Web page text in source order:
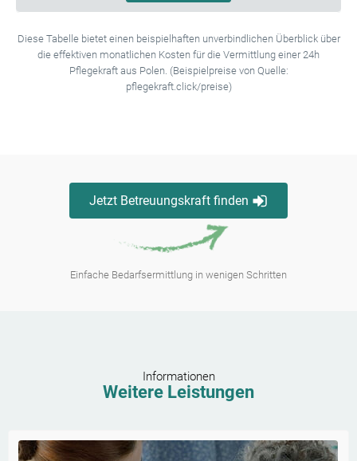
Diese Tabelle bietet einen beispielhaften unverbindlichen Überblick über
die effektiven monatlichen Kosten für die Vermittlung einer 24h
Pflegekraft aus Polen. (Beispielpreise von Quelle:
pflegekraft.click/preise)
Jetzt Betreuungskraft finden
Einfache Bedarfsermittlung in wenigen Schritten
Informationen
Weitere Leistungen